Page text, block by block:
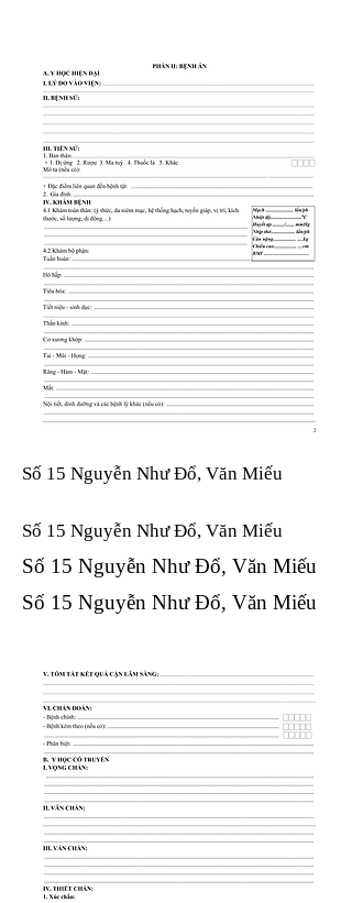
Số 15 Nguyễn Như Đổ, Văn Miếu
Số 15 Nguyễn Như Đổ, Văn Miếu​​​​
Số 15 Nguyễn Như Đổ, Văn Miếu​​​​
Số 15 Nguyễn Như Đổ, Văn Miếu​​​​